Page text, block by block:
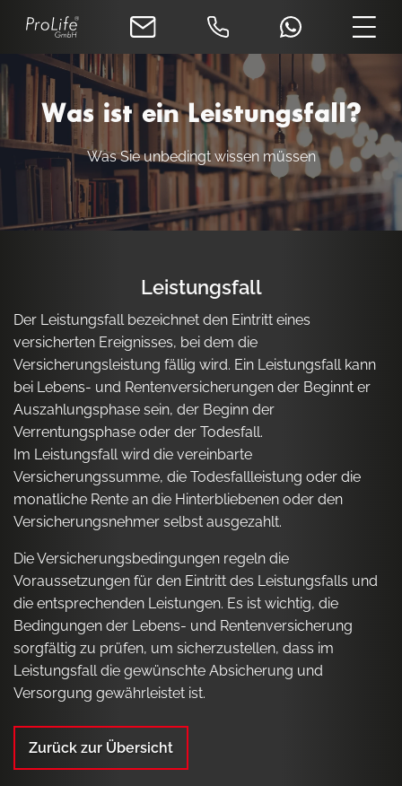
Was ist ein Leistungsfall?
Was Sie unbedingt wissen müssen
Leistungsfall
Der Leistungsfall bezeichnet den Eintritt eines
versicherten Ereignisses, bei dem die
Versicherungsleistung fällig wird. Ein Leistungsfall kann
bei Lebens- und Rentenversicherungen der Beginnt er
Auszahlungsphase sein, der Beginn der
Verrentungsphase oder der Todesfall.
Im Leistungsfall wird die vereinbarte
Versicherungssumme, die Todesfallleistung oder die
monatliche Rente an die Hinterbliebenen oder den
Versicherungsnehmer selbst ausgezahlt.
Die Versicherungsbedingungen regeln die
Voraussetzungen für den Eintritt des Leistungsfalls und
die entsprechenden Leistungen. Es ist wichtig, die
Bedingungen der Lebens- und Rentenversicherung
sorgfältig zu prüfen, um sicherzustellen, dass im
Leistungsfall die gewünschte Absicherung und
Versorgung gewährleistet ist.
Zurück zur Übersicht